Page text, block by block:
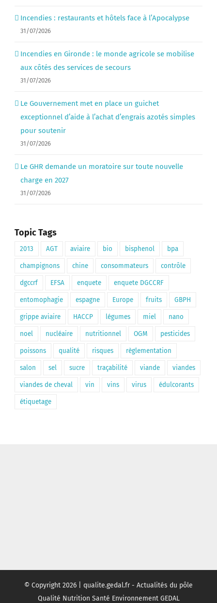
Incendies : restaurants et hôtels face à l’Apocalypse
31/07/2026
Incendies en Gironde : le monde agricole se mobilise
aux côtés des services de secours
31/07/2026
Le Gouvernement met en place un guichet
exceptionnel d’aide à l’achat d’engrais azotés simples
pour soutenir
31/07/2026
Le GHR demande un moratoire sur toute nouvelle
charge en 2027
31/07/2026
Topic Tags
2013 AGT aviaire bio bisphenol bpa
champignons chine consommateurs contrôle
dgccrf EFSA enquete enquete DGCCRF
entomophagie espagne Europe fruits GBPH
grippe aviaire HACCP légumes miel nano
noel nucléaire nutritionnel OGM pesticides
poissons qualité risques règlementation
salon sel sucre traçabilité viande viandes
viandes de cheval vin vins virus édulcorants
étiquetage
© Copyright 2026 | qualite.gedal.fr - Actualités du pôle
Qualité Nutrition Santé Environnement GEDAL